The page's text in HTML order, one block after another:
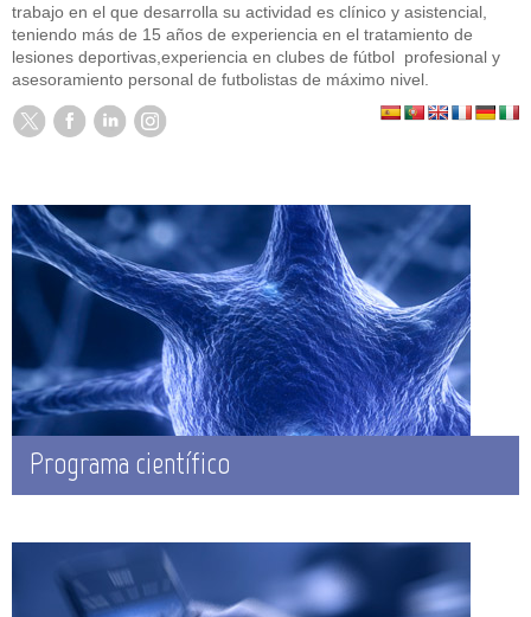
trabajo en el que desarrolla su actividad es clínico y asistencial,
teniendo más de 15 años de experiencia en el tratamiento de
lesiones deportivas,experiencia en clubes de fútbol profesional y
asesoramiento personal de futbolistas de máximo nivel.
Programa científico